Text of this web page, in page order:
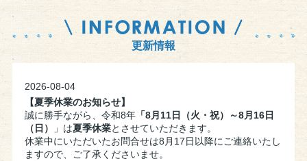
更新情報
2026-08-04
【夏季休業のお知らせ】
誠に勝手ながら、令和8年「8月11日（火・祝）～8月16日
（日）
」は夏季休業とさせていただきます。
休業中にいただいたお問合せは8月17日以降にご連絡いたし
ますので、ご了承くださいませ。